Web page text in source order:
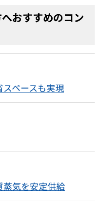
おすすめのコン
ペースも実現
蒸気を安定供給